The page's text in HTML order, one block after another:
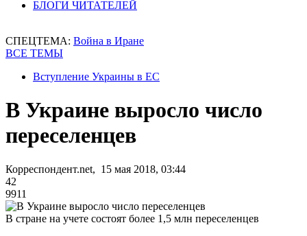
БЛОГИ ЧИТАТЕЛЕЙ
СПЕЦТЕМА: Война в Иране
ВСЕ ТЕМЫ
Вступление Украины в ЕС
В Украине выросло число
переселенцев
Корреспондент.net, 15 мая 2018, 03:44
42
9911
В стране на учете состоят более 1,5 млн переселенцев